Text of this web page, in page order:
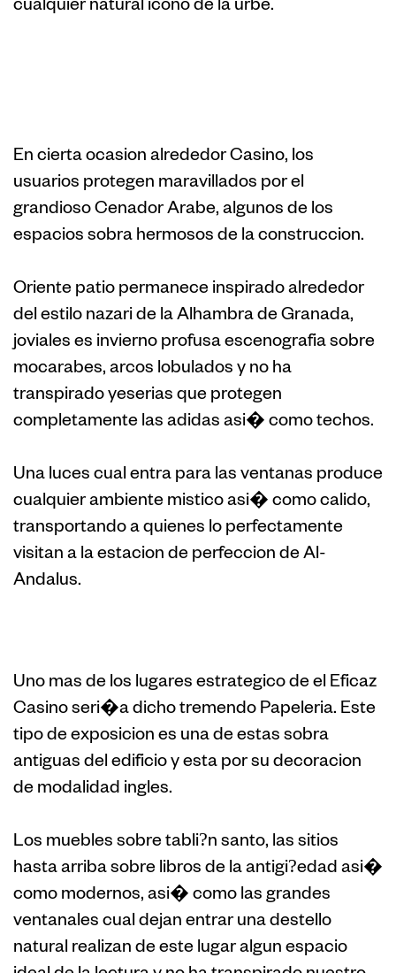
En cierta ocasion alrededor Casino, los
usuarios protegen maravillados por el
grandioso Cenador Arabe, algunos de los
espacios sobra hermosos de la construccion.
Oriente patio permanece inspirado alrededor
del estilo nazari de la Alhambra de Granada,
joviales es invierno profusa escenografia sobre
mocarabes, arcos lobulados y no ha
transpirado yeserias que protegen
completamente las adidas asi� como techos.
Una luces cual entra para las ventanas produce
cualquier ambiente mistico asi� como calido,
transportando a quienes lo perfectamente
visitan a la estacion de perfeccion de Al-
Andalus.
Uno mas de los lugares estrategico de el Eficaz
Casino seri�a dicho tremendo Papeleria. Este
tipo de exposicion es una de estas sobra
antiguas del edificio y esta por su decoracion
de modalidad ingles.
Los muebles sobre tabli?n santo, las sitios
hasta arriba sobre libros de la antigi?edad asi�
como modernos, asi� como las grandes
ventanales cual dejan entrar una destello
natural realizan de este lugar algun espacio